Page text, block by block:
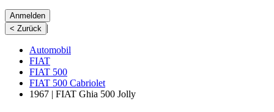
Anmelden
< Zurück |
Automobil
FIAT
FIAT 500
FIAT 500 Cabriolet
1967 | FIAT Ghia 500 Jolly